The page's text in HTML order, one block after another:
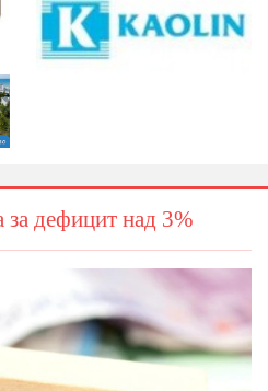
дефицит над 3%